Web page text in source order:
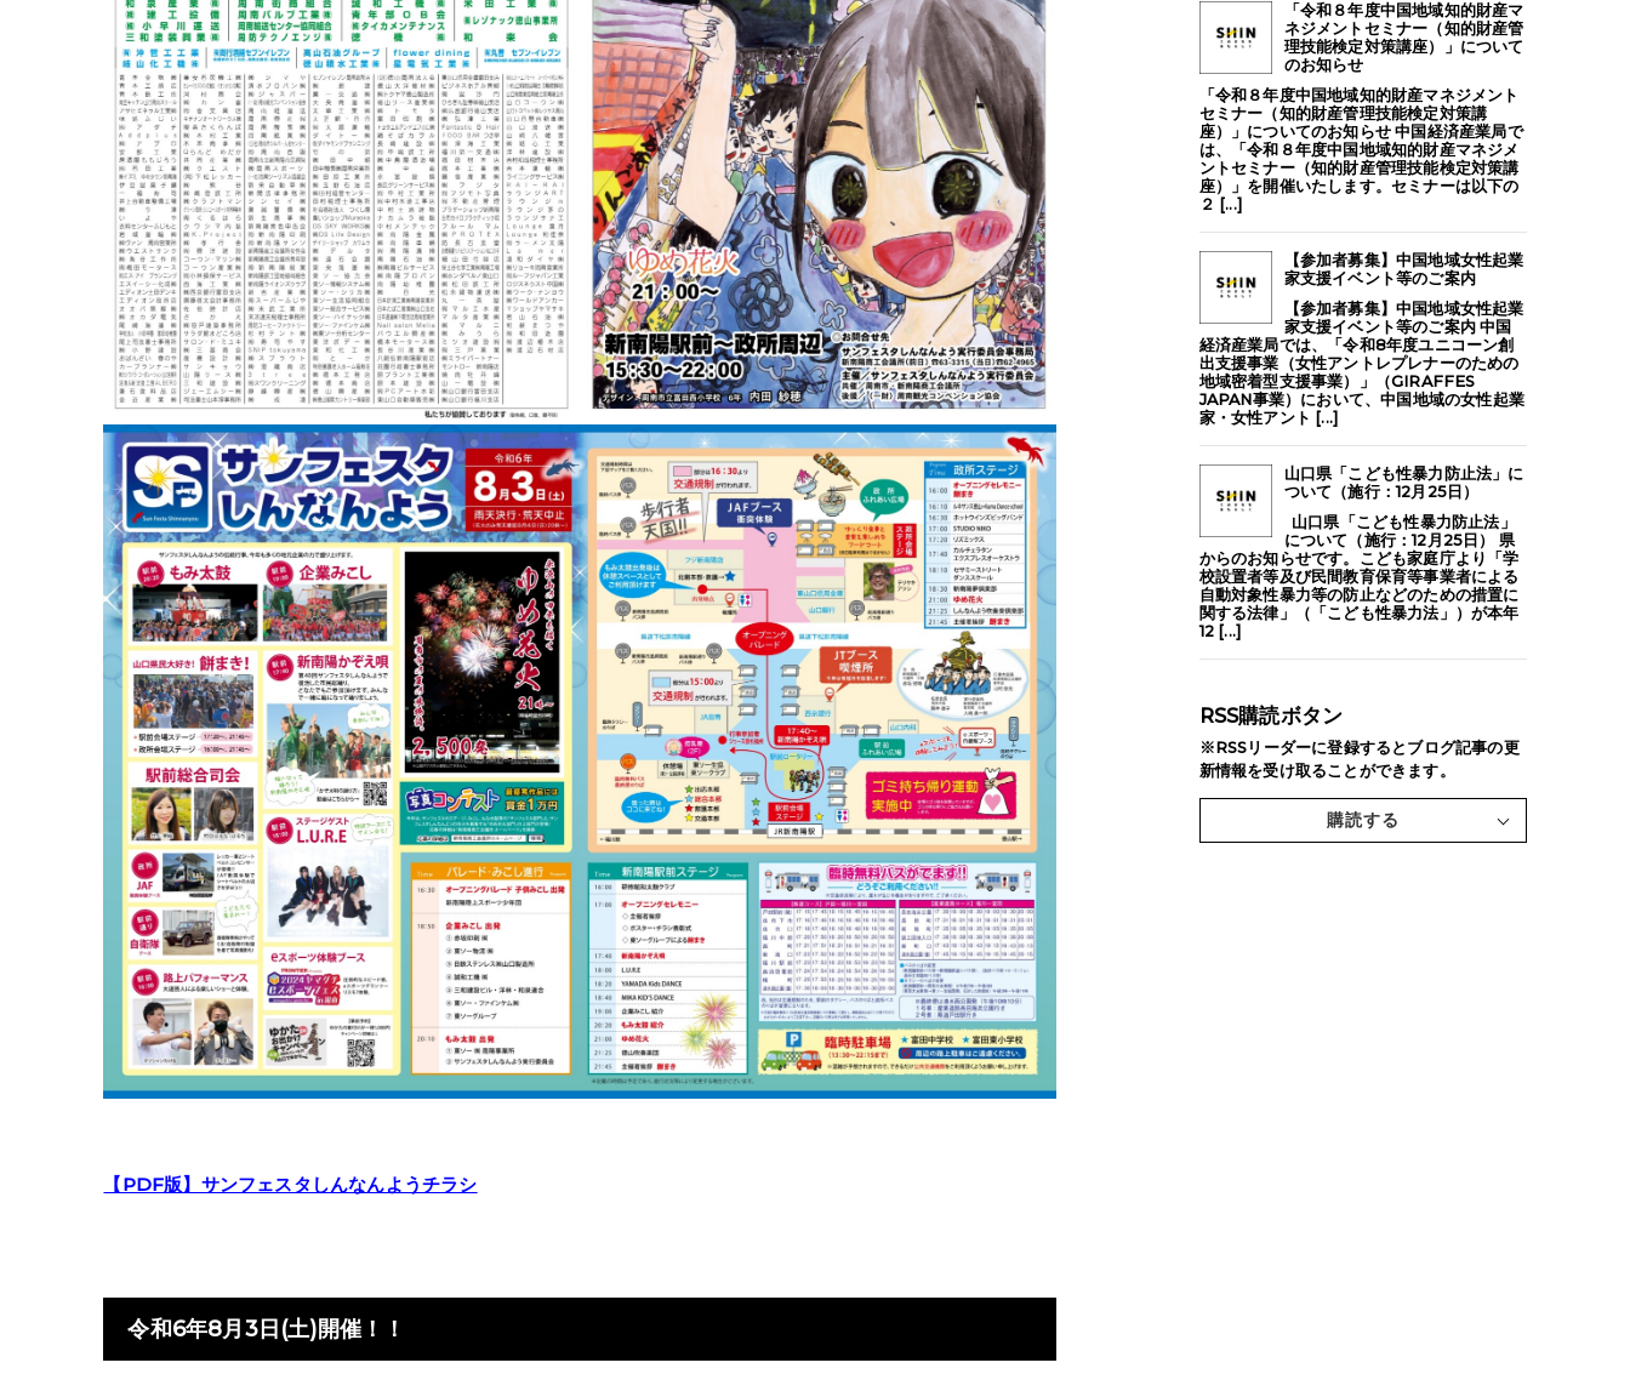
【PDF版】サンフェスタしんなんようチラシ
令和6年8月3日(土)開催！！
「令和８年度中国地域知的財産マ
ネジメントセミナー（知的財産管
理技能検定対策講座）」について
のお知らせ
「令和８年度中国地域知的財産マネジメント
セミナー（知的財産管理技能検定対策講
座）」についてのお知らせ 中国経済産業局で
は、「令和８年度中国地域知的財産マネジメ
ントセミナー（知的財産管理技能検定対策講
座）」を開催いたします。セミナーは以下の
２ [...]
【参加者募集】中国地域女性起業
家支援イベント等のご案内
【参加者募集】中国地域女性起業
家支援イベント等のご案内 中国
経済産業局では、「令和8年度ユニコーン創
出支援事業（女性アントレプレナーのための
地域密着型支援事業）」（GIRAFFES
JAPAN事業）において、中国地域の女性起業
家・女性アント [...]
山口県「こども性暴力防止法」に
ついて（施行：12月25日）
山口県「こども性暴力防止法」
について（施行：12月25日） 県
からのお知らせです。こども家庭庁より「学
校設置者等及び民間教育保育等事業者による
自動対象性暴力等の防止などのための措置に
関する法律」（「こども性暴力法」）が本年
12 [...]
RSS購読ボタン
※RSSリーダーに登録するとブログ記事の更
新情報を受け取ることができます。
購読する